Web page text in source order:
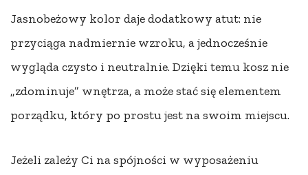
Jasnobeżowy kolor daje dodatkowy atut: nie
przyciąga nadmiernie wzroku, a jednocześnie
wygląda czysto i neutralnie. Dzięki temu kosz nie
„zdominuje” wnętrza, a może stać się elementem
porządku, który po prostu jest na swoim miejscu.
Jeżeli zależy Ci na spójności w wyposażeniu